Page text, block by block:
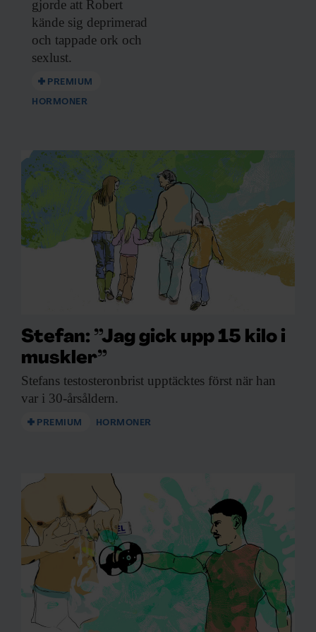
gjorde att Robert
kände sig deprimerad
och tappade ork och
sexlust.
PREMIUM
HORMONER
Stefan: ”Jag gick upp 15 kilo i
muskler”
Stefans testosteronbrist upptäcktes först när han
var i 30-årsåldern.
PREMIUM HORMONER